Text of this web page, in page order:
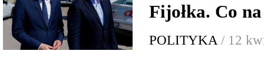
Fijołka. Co
POLITYKA / 12